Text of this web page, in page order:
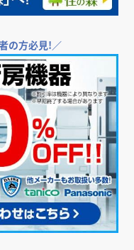
デザインの決め
おすすめの、資料
つのポイント
の方必見!／